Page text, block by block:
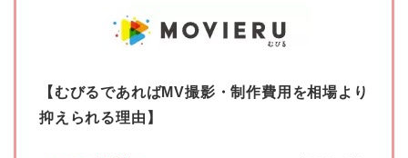
【むびるであればMV撮影・制作費用を相場より
抑えられる理由】